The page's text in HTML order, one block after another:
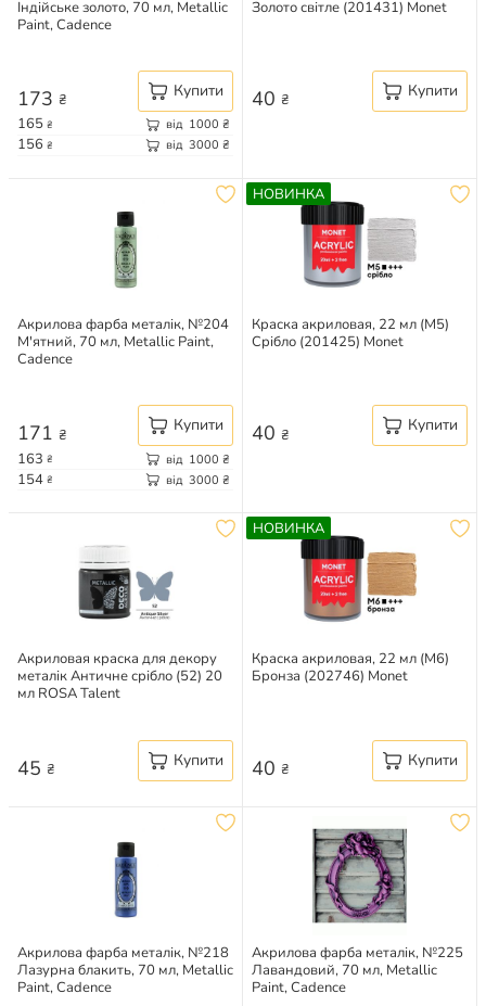
Індійське золото, 70 мл, Metallic
Paint, Cadence
173 ₴ Купити
165 ₴ від 1000 ₴
156 ₴ від 3000 ₴
Золото світле (201431) Monet
40 ₴ Купити
Акрилова фарба металік, №204
М'ятний, 70 мл, Metallic Paint,
Cadence
171 ₴ Купити
163 ₴ від 1000 ₴
154 ₴ від 3000 ₴
НОВИНКА
Краска акриловая, 22 мл (M5)
Срібло (201425) Monet
40 ₴ Купити
Акриловая краска для декору
металік Античне срібло (52) 20
мл ROSA Talent
45 ₴ Купити
НОВИНКА
Краска акриловая, 22 мл (M6)
Бронза (202746) Monet
40 ₴ Купити
Акрилова фарба металік, №218
Лазурна блакить, 70 мл, Metallic
Paint, Cadence
Акрилова фарба металік, №225
Лавандовий, 70 мл, Metallic
Paint, Cadence